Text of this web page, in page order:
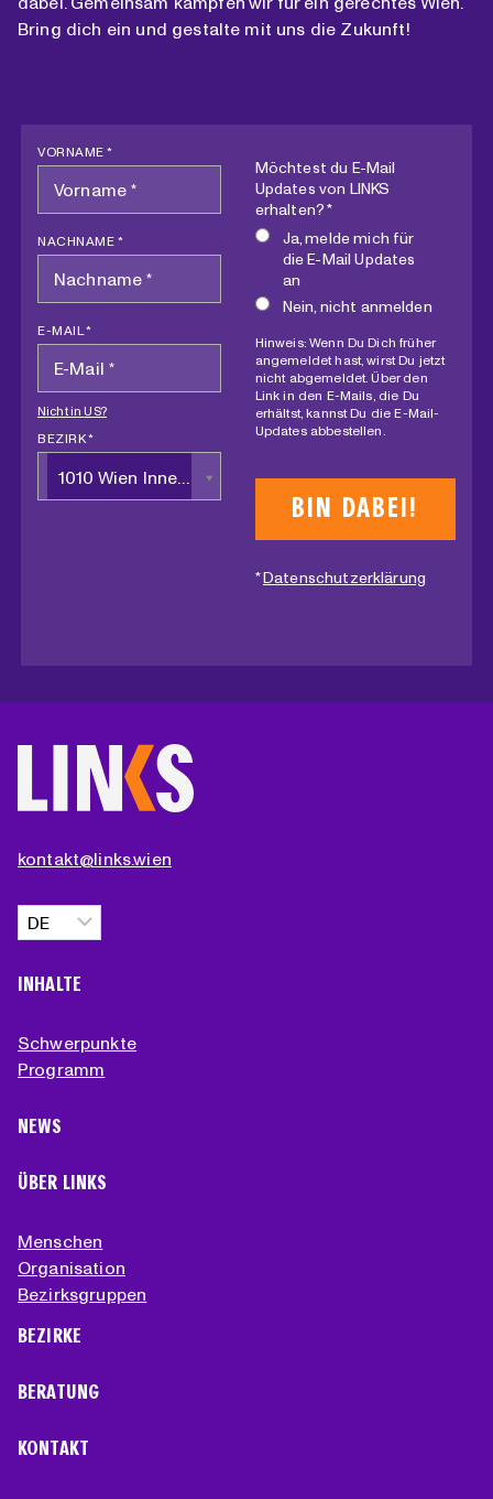
Bring dich ein und gestalte mit uns die Zukunft!
VORNAME *
NACHNAME *
E-MAIL *
Nicht inUS?
BEZIRK *
1010 Wien Innere Stadt
Möchtest du E-Mail
Updates von LINKS
erhalten? *
Ja, melde mich für
die E-Mail Updates
an
Nein, nicht anmelden
Hinweis: Wenn Du Dich früher
angemeldet hast, wirst Du jetzt
nicht abgemeldet. Über den
Link in den E-Mails, die Du
erhältst, kannst Du die E-Mail-
Updates abbestellen.
*Datenschutzerklärung
kontakt@links.wien
Sprache
auswählen
INHALTE
Schwerpunkte
Programm
NEWS
ÜBER LINKS
Menschen
Organisation
Bezirksgruppen
BEZIRKE
BERATUNG
KONTAKT